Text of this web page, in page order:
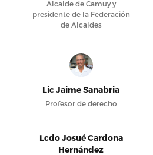
Alcalde de Camuy y
presidente de la Federación
de Alcaldes
Lic Jaime Sanabria
Profesor de derecho
Lcdo Josué Cardona
Hernández